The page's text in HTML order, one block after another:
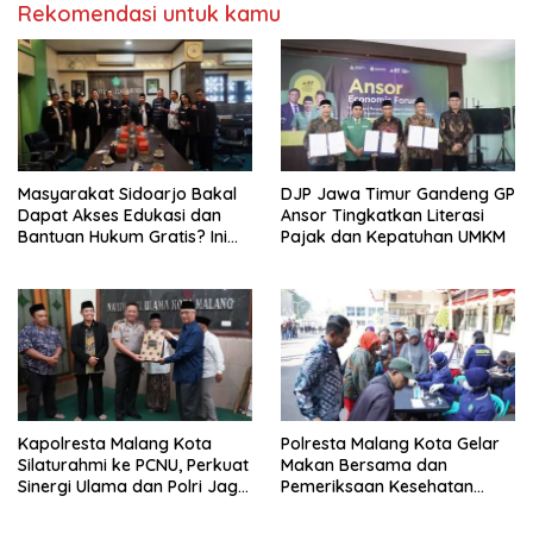
Rekomendasi untuk kamu
Masyarakat Sidoarjo Bakal
Dapat Akses Edukasi dan
Bantuan Hukum Gratis? Ini
DJP Jawa Timur Gandeng GP
Ansor Tingkatkan Literasi
Pajak dan Kepatuhan UMKM
Kapolresta Malang Kota
Silaturahmi ke PCNU, Perkuat
Sinergi Ulama dan Polri Jaga
Polresta Malang Kota Gelar
Makan Bersama dan
Pemeriksaan Kesehatan